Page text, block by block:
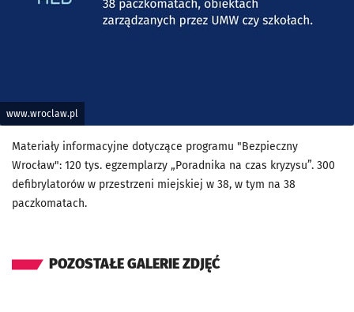
www.wroclaw.pl
Materiały informacyjne dotyczące programu "Bezpieczny
Wrocław": 120 tys. egzemplarzy „Poradnika na czas kryzysu”. 300
defibrylatorów w przestrzeni miejskiej w 38, w tym na 38
paczkomatach.
POZOSTAŁE GALERIE ZDJĘĆ